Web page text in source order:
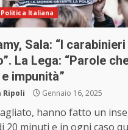
Politica Italiana
Sala: “I
La Lega: “Parole
impunità”
Ripoli Gennaio 16, 2025
hanno fatto un
20 minuti e in ogni caso